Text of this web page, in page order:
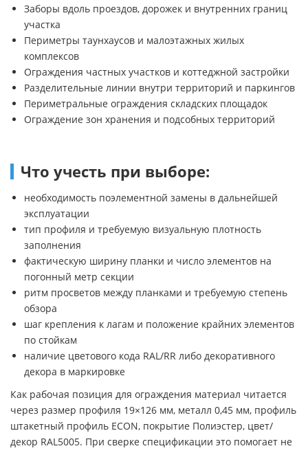
Заборы вдоль проездов, дорожек и внутренних границ
участка
Периметры таунхаусов и малоэтажных жилых
комплексов
Ограждения частных участков и коттеджной застройки
Разделительные линии внутри территорий и паркингов
Периметральные ограждения складских площадок
Ограждение зон хранения и подсобных территорий
Что учесть при выборе:
необходимость поэлементной замены в дальнейшей
эксплуатации
тип профиля и требуемую визуальную плотность
заполнения
фактическую ширину планки и число элементов на
погонный метр секции
ритм просветов между планками и требуемую степень
обзора
шаг крепления к лагам и положение крайних элементов
по стойкам
наличие цветового кода RAL/RR либо декоративного
декора в маркировке
Как рабочая позиция для ограждения материал читается
через размер профиля 19×126 мм, металл 0,45 мм, профиль
штакетный профиль ECON, покрытие Полиэстер, цвет/
декор RAL5005. При сверке спецификации это помогает не